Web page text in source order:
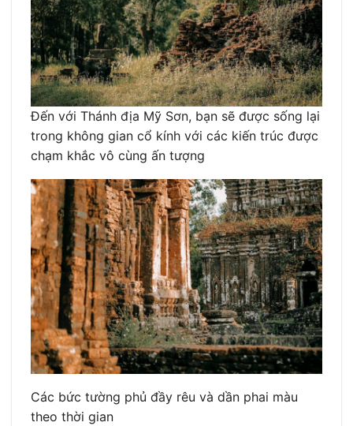
Đến với Thánh địa Mỹ Sơn, bạn sẽ được sống lại
trong không gian cổ kính với các kiến trúc được
chạm khắc vô cùng ấn tượng
Các bức tường phủ đầy rêu và dần phai màu
theo thời gian